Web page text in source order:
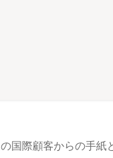
国際顧客からの手紙